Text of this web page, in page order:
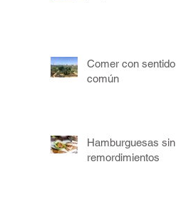
Comer con sentido
común
Hamburguesas sin
remordimientos